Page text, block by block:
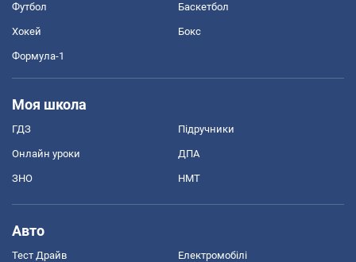
Футбол Баскетбол
Хокей Бокс
Формула-1
Моя школа
ГДЗ Підручники
Онлайн уроки ДПА
ЗНО НМТ
Авто
Тест Драйв Електромобілі